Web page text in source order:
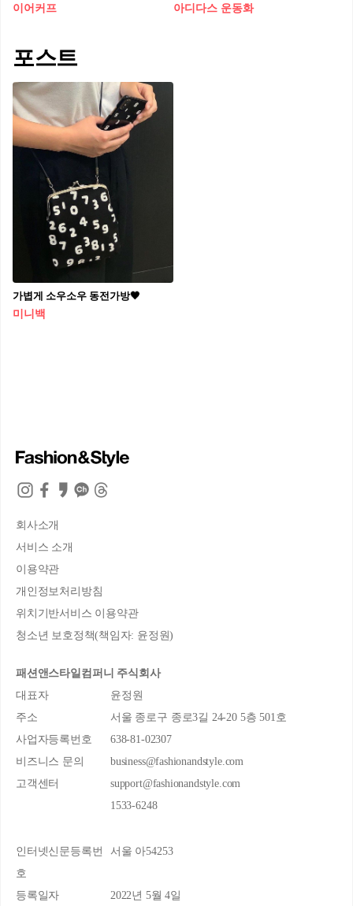
이어커프
아디다스 운동화
포스트
가볍게 소우소우 동전가방🖤
미니백
회사소개
서비스 소개
이용약관
개인정보처리방침
위치기반서비스 이용약관
청소년 보호정책(책임자: 윤정원)
패션앤스타일컴퍼니 주식회사
대표자
윤정원
주소
서울 종로구 종로3길 24-20 5층 501호
사업자등록번호
638-81-02307
비즈니스 문의
business@fashionandstyle.com
고객센터
support@fashionandstyle.com
1533-6248
인터넷신문등록번
호
서울 아54253
등록일자 2022년 5월 4일